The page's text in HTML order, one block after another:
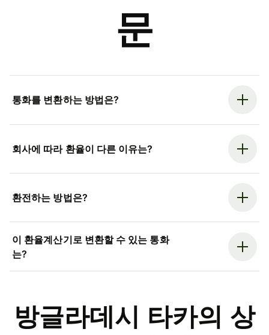
문
통화를 변환하는 방법은?
회사에 따라 환율이 다른 이유는?
환전하는 방법은?
이 환율계산기로 변환할 수 있는 통화
는?
방글라데시 타카의 상